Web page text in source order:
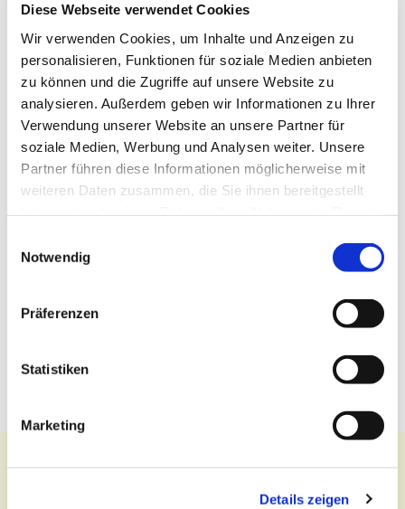
Diese Webseite verwendet Cookies
Wir verwenden Cookies, um Inhalte und Anzeigen zu
personalisieren, Funktionen für soziale Medien anbieten
zu können und die Zugriffe auf unsere Website zu
analysieren. Außerdem geben wir Informationen zu Ihrer
Verwendung unserer Website an unsere Partner für
soziale Medien, Werbung und Analysen weiter. Unsere
Partner führen diese Informationen möglicherweise mit
weiteren Daten zusammen, die Sie ihnen bereitgestellt
Notwendig
Präferenzen
Statistiken
Marketing
Details zeigen